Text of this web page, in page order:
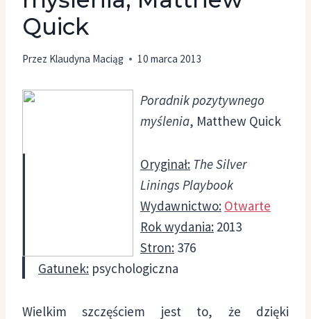
Quick
Przez Klaudyna Maciąg 10 marca 2013
Poradnik pozytywnego
myślenia, Matthew Quick
Oryginał: The Silver
Linings Playbook
Wydawnictwo: Otwarte
Rok wydania: 2013
Stron: 376
Gatunek: psychologiczna
Wielkim szczęściem jest to, że dzięki